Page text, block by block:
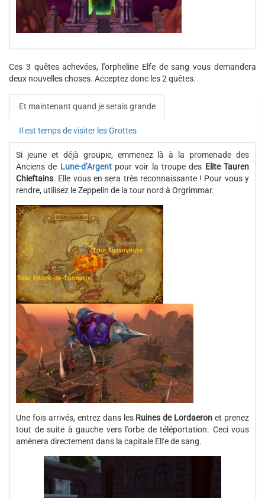
Ces 3 quêtes achevées, l'orpheline Elfe de sang vous demandera
deux nouvelles choses. Acceptez donc les 2 quêtes.
Et maintenant quand je serais grande
Il est temps de visiter les Grottes
Si jeune et déjà groupie, emmenez là à la promenade des
Anciens de Lune-d’Argentpour voir la troupe des Elite Tauren
Chieftains. Elle vous en sera très reconnaissante ! Pour vous y
rendre, utilisez le Zeppelin de la tour nord à Orgrimmar.
Une fois arrivés, entrez dans les Ruines de Lordaeron et prenez
tout de suite à gauche vers l'orbe de téléportation. Ceci vous
amènera directement dans la capitale Elfe de sang.